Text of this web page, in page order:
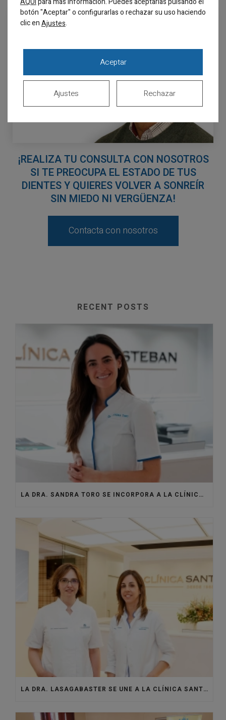
¡REALIZA TU CONSULTA CON NOSOTROS
SI TE PREOCUPA EL ESTADO DE TUS
DIENTES Y QUIERES VOLVER A SONREÍR
SIN MIEDO NI VERGÜENZA!
Contacta con nosotros
RECENT POSTS
LA DRA. SANDRA TORO SE INCORPORA A LA CLÍNICA SANTISTEBAN PARA DAR VIDA AL ÁREA DE MEDICINA ESTÉTICA
LA DRA. LASAGABASTER SE UNE A LA CLÍNICA SANTISTEBAN PARA REFORZAR EL ÁREA DE ORTODONCIA
botón "Aceptar" o configurarlas o rechazar su uso haciendo
clic enAjustes.
Aceptar
Rechazar
Ajustes